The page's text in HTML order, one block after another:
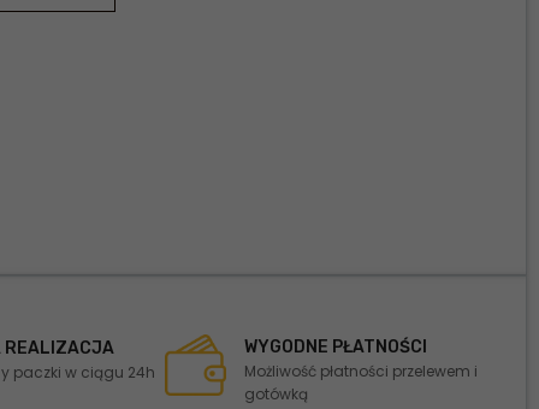
REALIZACJA
paczki w ciągu 24h
WYGODNE PŁATNOŚCI
Możliwość płatności przelewem i
gotówką